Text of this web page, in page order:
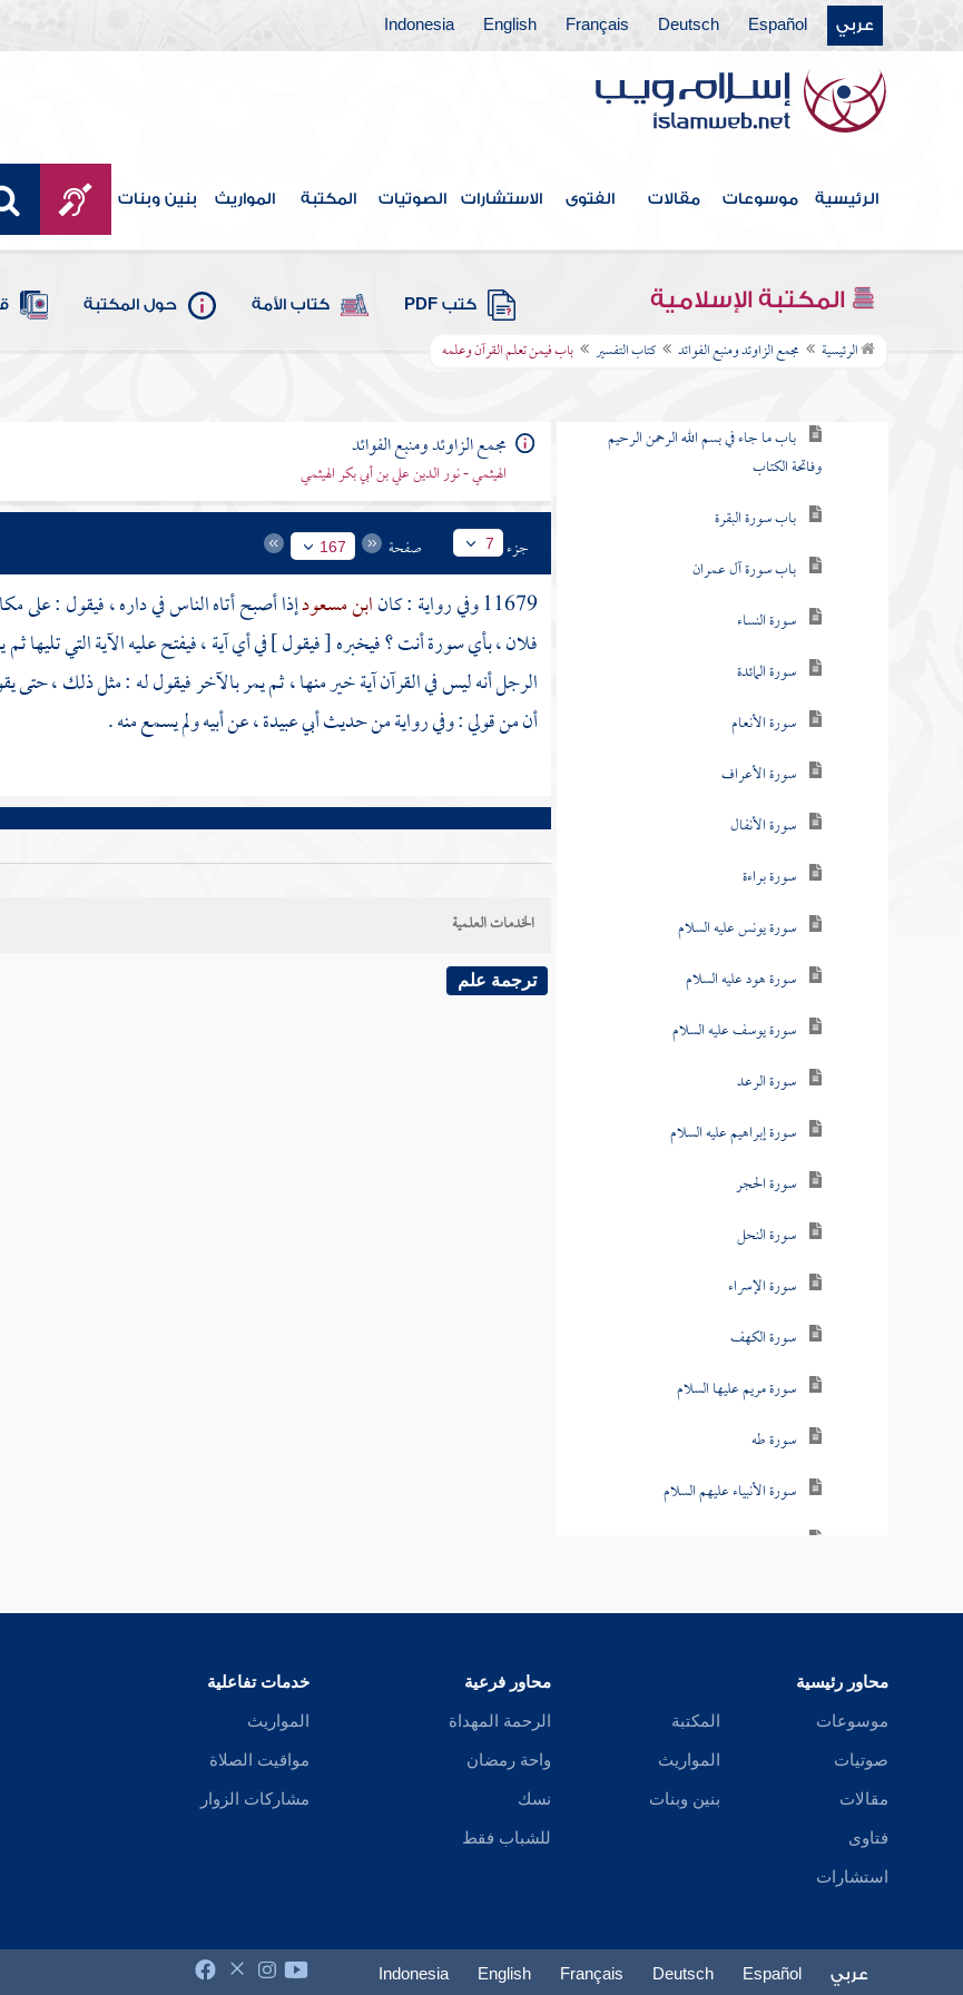
عربي Español
Deutsch
Français
English
Indonesia
الرئيسية موسوعات مقالات الفتوى الاستشارات الصوتيات المكتبة المواريث بنين وبنات
المكتبة الإسلامية كتب PDF كتاب الأمة حول المكتبة
الرئيسية مجمع الزاوئد ومنبع الفوائد كتاب التفسير باب فيمن تعلم القرآن وعلمه
كتاب الخلافة
كتاب الجهاد
كتاب المغازي والسير
كتاب قتال أهل البغي
كتاب الحدود والديات
كتاب الديات
كتاب التفسير
باب ما جاء في بسم الله الرحمن الرحيم
وفاتحة الكتاب
باب سورة البقرة
باب سورة آل عمران
سورة النساء
سورة المائدة
سورة الأنعام
سورة الأعراف
سورة الأنفال
سورة براءة
سورة يونس عليه السلام
سورة هود عليه السلام
سورة يوسف عليه السلام
سورة الرعد
سورة إبراهيم عليه السلام
سورة الحجر
سورة النحل
سورة الإسراء
سورة الكهف
سورة مريم عليها السلام
سورة طه
سورة الأنبياء عليهم السلام
سورة طسم الشعراء
سورة العنكبوت
مجمع الزاوئد ومنبع الفوائد
الهيثمي - نور الدين علي بن أبي بكر الهيثمي
جزء 7 صفحة 167
11679 وفي رواية : كان ابن مسعودإذا أصبح أتاه الناس في داره ، فيقول : على
فلان ، بأي سورة أنت ؟ فيخبره [ فيقول ] في أي آية ، فيفتح عليه الآية التي تليها
الرجل أنه ليس في القرآن آية خير منها ، ثم يمر بالآخر فيقول له : مثل ذلك ،
أن من قولي : وفي رواية من حديثأبي عبيدة، عن أبيه ولم يسمع منه .
الخدمات العلمية
ترجمة علم
محاور رئيسية
موسوعات
صوتيات
مقالات
فتاوى
استشارات
المكتبة
المواريث
بنين وبنات
محاور فرعية
الرحمة المهداة
واحة رمضان
نسك
للشباب فقط
خدمات تفاعلية
المواريث
مواقيت الصلاة
مشاركات الزوار
عربي Español
Deutsch
Français
English
Indonesia